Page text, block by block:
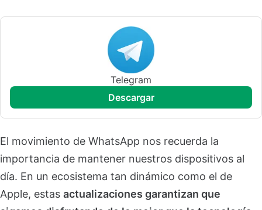
Telegram
descargar
El movimiento de WhatsApp nos recuerda la
importancia de mantener nuestros dispositivos al
día. En un ecosistema tan dinámico como el de
Apple, estas actualizaciones garantizan que